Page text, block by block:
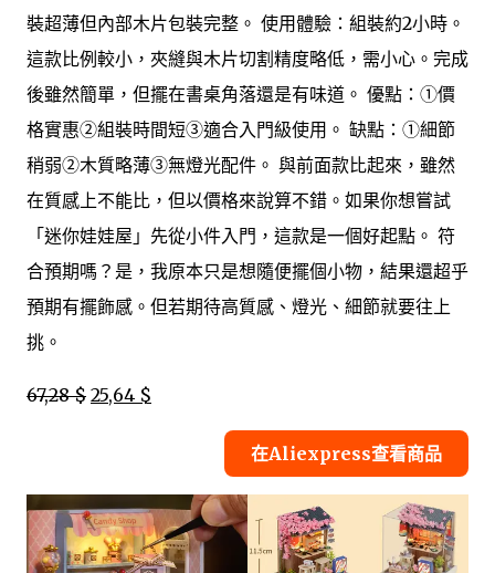
裝超薄但內部木片包裝完整。 使用體驗：組裝約2小時。
這款比例較小，夾縫與木片切割精度略低，需小心。完成
後雖然簡單，但擺在書桌角落還是有味道。 優點：①價
格實惠②組裝時間短③適合入門級使用。 缺點：①細節
稍弱②木質略薄③無燈光配件。 與前面款比起來，雖然
在質感上不能比，但以價格來說算不錯。如果你想嘗試
「迷你娃娃屋」先從小件入門，這款是一個好起點。 符
合預期嗎？是，我原本只是想隨便擺個小物，結果還超乎
預期有擺飾感。但若期待高質感、燈光、細節就要往上
挑。
67,28 $ 25,64 $
在Aliexpress查看商品